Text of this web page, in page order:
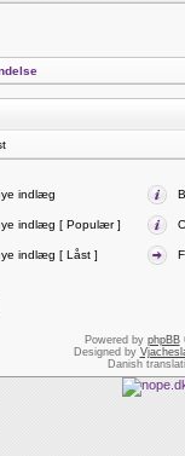
indlæg
indlæg [ Populær ]
indlæg [ Låst ]
Powered by phpBB
Designed by
Danish